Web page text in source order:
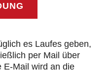
es Laufes geben,
per Mail über
E-Mail wird an die